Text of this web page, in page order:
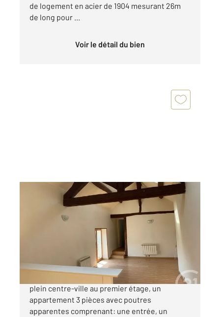
de logement en acier de 1904 mesurant 26m
de long pour ...
Voir le détail du bien
CHAMPAGNE SUR SEINE 77
, 3 pièces
Ref : 22116
Appartement F3 à vendre
93 000 €
CHAMPAGNE SUR SEINE, dans immeuble en
plein centre-ville au premier étage, un
appartement 3 pièces avec poutres
apparentes comprenant: une entrée, un